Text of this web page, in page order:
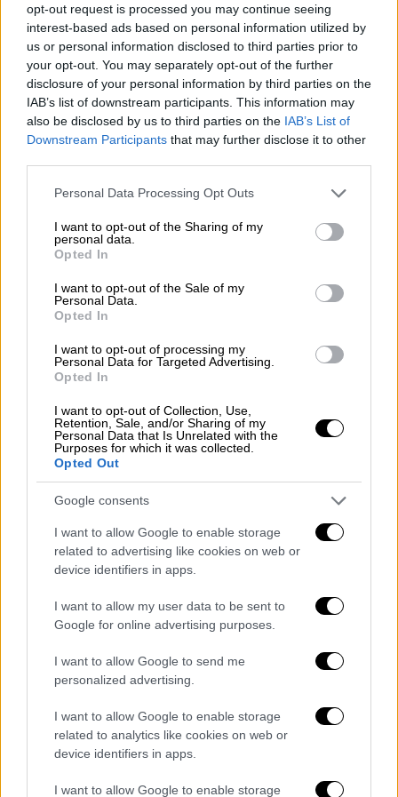
opt-out request is processed you may continue seeing
interest-based ads based on personal information utilized by
us or personal information disclosed to third parties prior to
your opt-out. You may separately opt-out of the further
disclosure of your personal information by third parties on the
IAB’s list of downstream participants. This information may
also be disclosed by us to third parties on the IAB’s List of
Downstream Participants that may further disclose it to other
Please note that this website/app uses one or more Google
not limited to your visit or usage behaviour. You may click to
grant or deny consent to Google and its third-party tags to
use your data for below specified purposes in below Google
consent section.
Personal Data Processing Opt Outs
I want to opt-out of the Sharing of my
personal data.
Opted In
I want to opt-out of the Sale of my
Personal Data.
Opted In
I want to opt-out of processing my
Personal Data for Targeted Advertising.
Opted In
I want to opt-out of Collection, Use,
Retention, Sale, and/or Sharing of my
Personal Data that Is Unrelated with the
Purposes for which it was collected.
Opted Out
Google consents
I want to allow Google to enable storage
related to advertising like cookies on web or
device identifiers in apps.
I want to allow my user data to be sent to
Google for online advertising purposes.
I want to allow Google to send me
personalized advertising.
I want to allow Google to enable storage
related to analytics like cookies on web or
device identifiers in apps.
I want to allow Google to enable storage
Αθλητισμός| 24.12.2019 22:54
Οδεύει στον Αρη ο Ντουρμισάι ως
δανεικός από τον Ολυμπιακό
Ο διεθνής φορ έχει συμφωνήσει με την
ομάδα της Θεσσαλονίκης, ενώ απομένουν τα
τυπικά για να ολοκληρωθεί το deal και με
τους «ερυθρόλευκους»
Αθλητισμός |18.06.2019 22:45
Ολυμπιακός: Καρέ ανακοινώσεων με
Σουντανί, Μπρούνο, Ντουρμισάι, Κάιπερς
Οι «ερυθρόλευκοι» ανακοίνωσαν... πακέτο
την απόκτηση τεσσάρων ποδοσφαιριστών